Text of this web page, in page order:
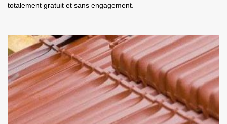
totalement gratuit et sans engagement.